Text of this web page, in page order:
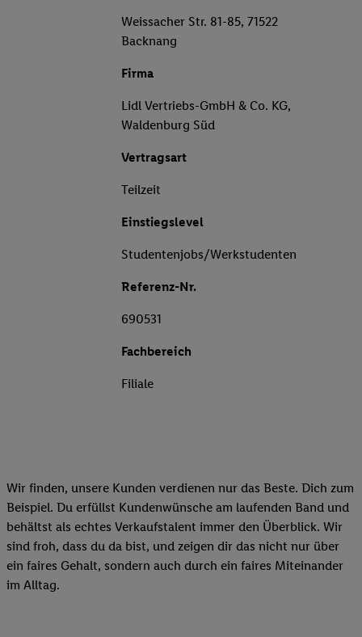
Weissacher Str. 81-85, 71522
Backnang
Firma
Lidl Vertriebs-GmbH & Co. KG,
Waldenburg Süd
Vertragsart
Teilzeit
Einstiegslevel
Studentenjobs/Werkstudenten
Referenz-Nr.
690531
Fachbereich
Filiale
Wir finden, unsere Kunden verdienen nur das Beste. Dich zum
Beispiel. Du erfüllst Kundenwünsche am laufenden Band und
behältst als echtes Verkaufstalent immer den Überblick. Wir
sind froh, dass du da bist, und zeigen dir das nicht nur über
ein faires Gehalt, sondern auch durch ein faires Miteinander
im Alltag.